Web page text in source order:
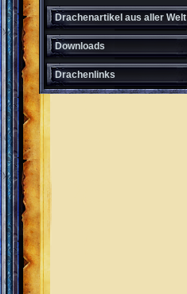
Drachenartikel aus aller Welt
Downloads
Drachenlinks